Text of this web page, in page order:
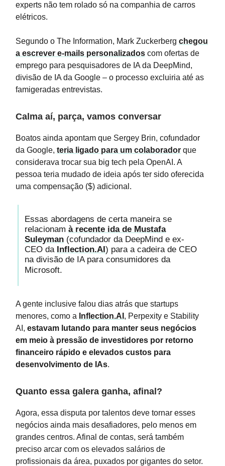
experts não tem rolado só na companhia de carros
elétricos.
Segundo o The Information, Mark Zuckerberg chegou
a escrever e-mails personalizados com ofertas de
emprego para pesquisadores de IA da DeepMind,
divisão de IA da Google – o processo excluiria até as
famigeradas entrevistas.
Calma aí, parça, vamos conversar
Boatos ainda apontam que Sergey Brin, cofundador
da Google, teria ligado para um colaborador que
considerava trocar sua big tech pela OpenAI. A
pessoa teria mudado de ideia após ter sido oferecida
uma compensação ($) adicional.
Essas abordagens de certa maneira se
relacionam à recente ida de Mustafa
Suleyman (cofundador da DeepMind e ex-
CEO da Inflection.AI ) para a cadeira de CEO
na divisão de IA para consumidores da
Microsoft.
A gente inclusive falou dias atrás que startups
menores, como a Inflection.AI , Perpexity e Stability
AI, estavam lutando para manter seus negócios
em meio à pressão de investidores por retorno
financeiro rápido e elevados custos para
desenvolvimento de IAs.
Quanto essa galera ganha, afinal?
Agora, essa disputa por talentos deve tornar esses
negócios ainda mais desafiadores, pelo menos em
grandes centros. Afinal de contas, será também
preciso arcar com os elevados salários de
profissionais da área, puxados por gigantes do setor.